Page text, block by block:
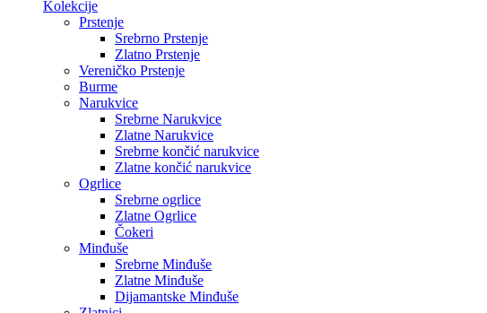
Kolekcije
Prstenje
Srebrno Prstenje
Zlatno Prstenje
Vereničko Prstenje
Burme
Narukvice
Srebrne Narukvice
Zlatne Narukvice
Srebrne končić narukvice
Zlatne končić narukvice
Ogrlice
Srebrne ogrlice
Zlatne Ogrlice
Čokeri
Minđuše
Srebrne Minđuše
Zlatne Minđuše
Dijamantske Minđuše